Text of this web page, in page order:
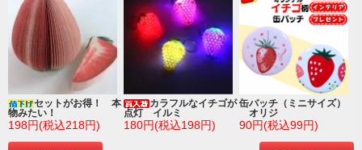
セットがお得！ 本
物みたい！
198円(税込218円)
カラフルなイチゴが
点灯 イルミ
180円(税込198円)
缶バッチ（ミニサイズ）
オリジ
90円(税込99円)